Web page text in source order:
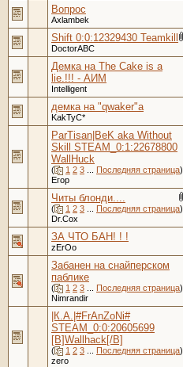
Вопрос
Axlambek
Shift 0:0:12329430 Teamkill
DoctorABC
Демка на The Cake is a
lie.!!! - АИМ
Intelligent
демка на "qwaker"а
KakTyC*
ParTisan|BeK aka Without
Skill STEAM_0:1:22678800
WallHuck
( 1 2 3 Последняя страница)
Егор
Читы блонди....
( 1 2 3 Последняя страница)
Dr.Cox
ЗА ЧТО БАН! ! !
zErOo
Забанен на снайперском
паблике
( 1 2 3 Последняя страница)
Nimrandir
|К.А.|#FrAnZoNi#
STEAM_0:0:20605699
[B]Wallhack[/B]
( 1 2 3 Последняя страница)
zero